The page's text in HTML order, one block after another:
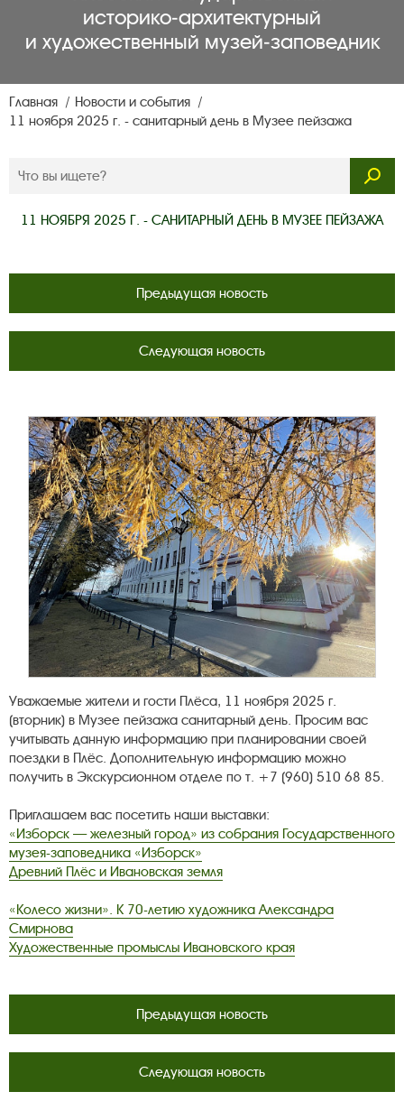
историко‑архитектурный
и художественный музей‑заповедник
Главная
Новости и события
11 ноября 2025 г. - санитарный день в Музее пейзажа
11 НОЯБРЯ 2025 Г. - САНИТАРНЫЙ ДЕНЬ В МУЗЕЕ ПЕЙЗАЖА
Предыдущая новость
Следующая новость
Уважаемые жители и гости Плёса, 11 ноября 2025 г.
(вторник) в Музее пейзажа санитарный день. Просим вас
учитывать данную информацию при планировании своей
поездки в Плёс. Дополнительную информацию можно
получить в Экскурсионном отделе по т. +7 (960) 510 68 85.
Приглашаем вас посетить наши выставки:
«Изборск — железный город» из собрания Государственного
музея-заповедника «Изборск»
Древний Плёс и Ивановская земля
«Колесо жизни». К 70-летию художника Александра
Смирнова
Художественные промыслы Ивановского края
Предыдущая новость
Следующая новость